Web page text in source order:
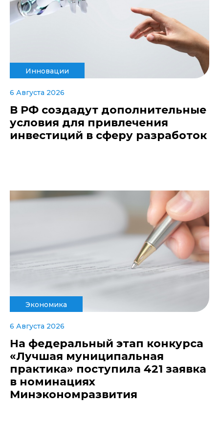
Инновации
6 Августа 2026
В РФ создадут дополнительные
условия для привлечения
инвестиций в сферу разработок
Экономика
6 Августа 2026
На федеральный этап конкурса
«Лучшая муниципальная
практика» поступила 421 заявка
в номинациях
Минэкономразвития